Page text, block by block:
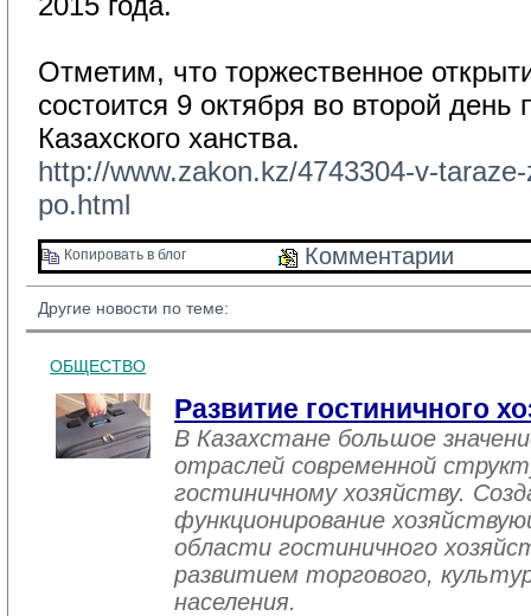
Отметим, что торжественное
состоится 9 октября во второй день
Казахского ханства.
http://www.zakon.kz/4743304-v-
po.html
Копировать в блог Комментарии
Другие новости по теме:
ОБЩЕСТВО
Развитие гостиничного
В Казахстане большое
отраслей современной
гостиничному хозяйству.
функционирование
области гостиничного
развитием торгового,
населения.